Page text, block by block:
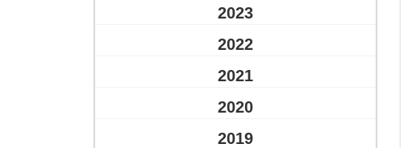
2023
2022
2021
2020
2019